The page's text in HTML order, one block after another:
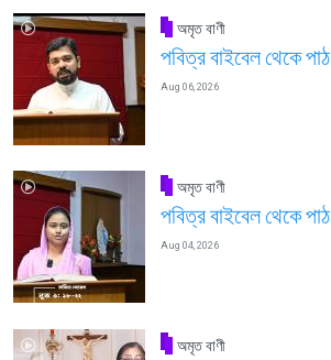
অমৃত বাণী
পবিত্র বাইবেল থেকে পাঠ
Aug 06, 2026
অমৃত বাণী
পবিত্র বাইবেল থেকে পাঠ
Aug 04, 2026
অমৃত বাণী